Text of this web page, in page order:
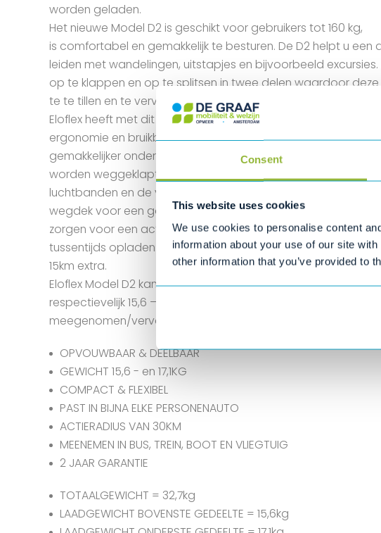
Consent
This website uses cookies
We use cookies to personalise content
information about your use of our site
other information that you’ve provided to
worden geladen.
Het nieuwe Model D2 is geschikt voor gebruikers tot 160 kg,
is comfortabel en gemakkelijk te besturen. De D2 helpt u een
leiden met wandelingen, uitstapjes en bijvoorbeeld excursies.
op te klappen en op te splitsen in twee delen waardoor
te te tillen en te vervoeren is.
Eloflex heeft met dit ontwerp veel zorg besteedt aan
ergonomie en bruikbaarheid. De joystick is neerklapbaar
gemakkelijker onder een tafelblad gereden kan worden en
worden weggeklapt bij het in- en uitstappen. De grote
luchtbanden en de veercontructie in de voorvork zorgen ook
wegdek voor een goed rijcomfort. De twee sterke, standaard
zorgen voor een actieradius van 30km of ongeveer 5 uur
tussentijds opladen. Een optionele, derde accu vergroot het
15km extra.
Eloflex Model D2 kan worden opgedeeld in twee delen van
respectievelijk 15,6 – en 17,1kg waardoor dit model nog
meegenomen/vervoerd kan worden. Model D2 is geschikt
OPVOUWBAAR & DEELBAAR
GEWICHT 15,6 - en 17,1KG
COMPACT & FLEXIBEL
PAST IN BIJNA ELKE PERSONENAUTO
ACTIERADIUS VAN 30KM
MEENEMEN IN BUS, TREIN, BOOT EN VLIEGTUIG
2 JAAR GARANTIE
TOTAALGEWICHT = 32,7kg
LAADGEWICHT BOVENSTE GEDEELTE = 15,6kg